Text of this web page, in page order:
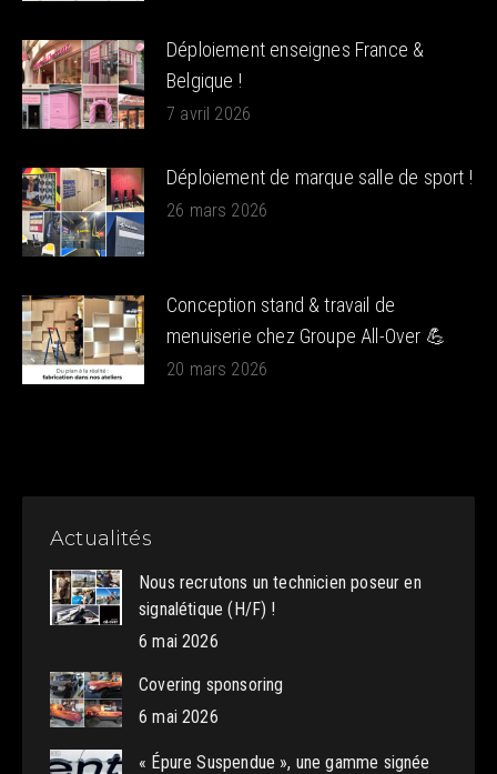
Déploiement enseignes France &
Belgique !
7 avril 2026
Déploiement de marque salle de sport !
26 mars 2026
Conception stand & travail de
menuiserie chez Groupe All-Over 💪
20 mars 2026
Actualités
Nous recrutons un technicien poseur en
signalétique (H/F) !
6 mai 2026
Covering sponsoring
6 mai 2026
« Épure Suspendue », une gamme signée